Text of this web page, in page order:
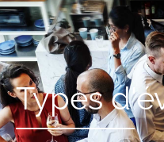
Types